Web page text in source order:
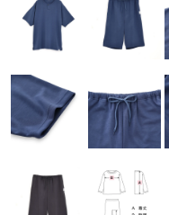
GIFT
GOODS
ログイン / 会員登録